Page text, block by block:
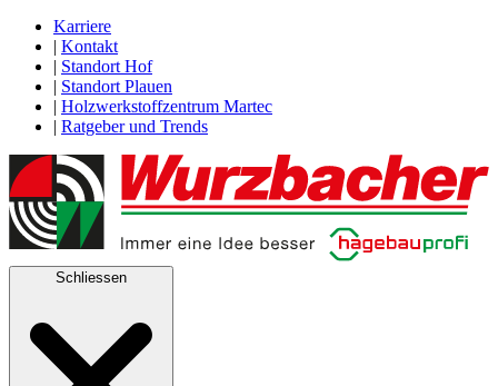
Karriere
| Kontakt
| Standort Hof
| Standort Plauen
| Holzwerkstoffzentrum Martec
| Ratgeber und Trends
Schliessen